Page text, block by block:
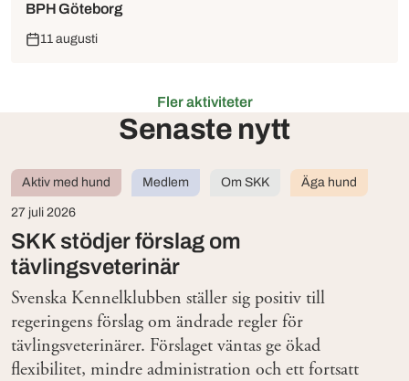
BPH Göteborg
11 augusti
Fler aktiviteter
Senaste nytt
SKK stödjer förslag om
tävlingsveterinär
Aktiv med hund Medlem Om SKK Äga hund
27 juli 2026
Svenska Kennelklubben ställer sig positiv till
regeringens förslag om ändrade regler för
tävlingsveterinärer. Förslaget väntas ge ökad
flexibilitet, mindre administration och ett fortsatt